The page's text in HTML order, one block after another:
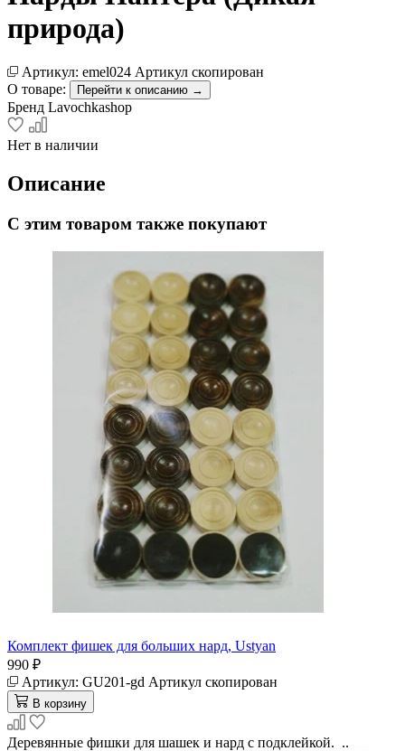
природа)
Артикул: emel024 Артикул скопирован
О товаре:
Перейти к описанию →
Бренд Lavochkashop
Нет в наличии
Описание
С этим товаром также покупают
Комплект фишек для больших нард, Ustyan
990 ₽
Артикул: GU201-gd Артикул скопирован
В корзину
Деревянные фишки для шашек и нард с подклейкой. ..